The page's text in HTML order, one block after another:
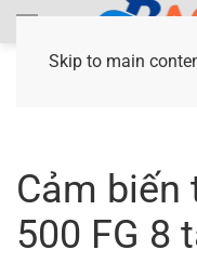
Skip to main
Cảm biến
500 FG 8